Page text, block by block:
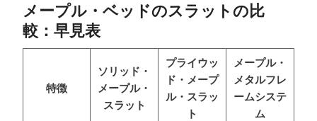
メープル・ベッドのスラットの比
較：早見表
特徴
ソリッド・
メープル・
スラット
プライウッ
ド・メープ
ル・スラッ
ト
メープル・
メタルフレ
ームシステ
ム